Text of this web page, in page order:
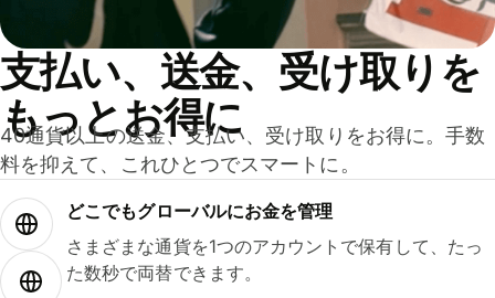
支払い、送金、受け取りを
もっとお得に
40通貨以上の送金、支払い、受け取りをお得に。手数
料を抑えて、これひとつでスマートに。
どこでもグ⁠ロ⁠ー⁠バ⁠ルにお金を管理
さまざまな通貨を1つのアカウントで保有して、たっ
た数秒で両替できます。